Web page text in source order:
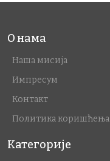
О нама
Наша мисија
Импресум
Контакт
Политика коришћења
Категорије